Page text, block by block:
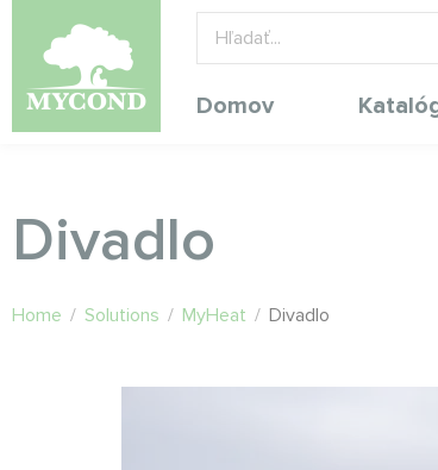
Domov
Divadlo
Home / Solutions / MyHeat / Divadlo